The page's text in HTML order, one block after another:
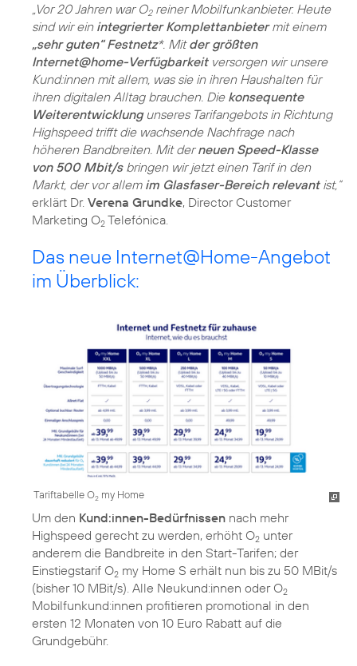
„Vor 20 Jahren war O2reiner Mobilfunkanbieter. Heute
sind wir ein integrierter Komplettanbietermit einem
„sehr guten“ Festnetz*. Mitder größten
Internet@home-Verfügbarkeitversorgen wir unsere
Kund:innen mit allem, was sie in ihren Haushalten für
ihren digitalen Alltag brauchen. Die konsequente
Weiterentwicklungunseres Tarifangebots in Richtung
Highspeed trifft die wachsende Nachfrage nach
höheren Bandbreiten. Mit derneuen Speed-Klasse
von 500 Mbit/sbringen wir jetzt einen Tarif in den
Markt, der vor allem im Glasfaser-Bereich relevantist,“
erklärt Dr. Verena Grundke, Director Customer
Marketing O2
Das neue Internet@Home-Angebot
im Überblick:
Tariftabelle O2 my Home
Um den Kund:innen-Bedürfnissen nach mehr
Highspeed gerecht zu werden, erhöht O2 unter
anderem die Bandbreite in den Start-Tarifen; der
Einstiegstarif O2 my Home S erhält nun bis zu 50 MBit/s
(bisher 10 MBit/s). Alle Neukund:innen oder O2
Mobilfunkund:innen profitieren promotional in den
ersten 12 Monaten von 10 Euro Rabatt auf die
Grundgebühr.